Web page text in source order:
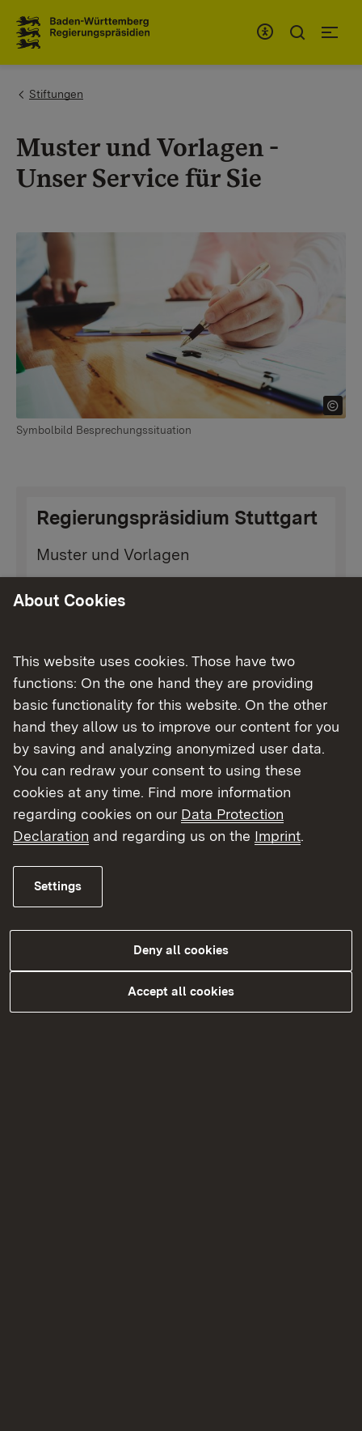
You are here:
Stiftungen
Muster und Vorlagen -
Unser Service für Sie
Symbolbild Besprechungssituation
Regierungspräsidium Stuttgart
Muster und Vorlagen
Regierungspräsidium Karlsruhe
Muster und Vorlagen
Regierungspräsidium Freiburg
Regierungspräsidium Tübingen
Muster und Vorlagen
About Cookies
This website uses cookies. Those have two
functions: On the one hand they are providing
basic functionality for this website. On the other
hand they allow us to improve our content for you
by saving and analyzing anonymized user data.
You can redraw your consent to using these
cookies at any time. Find more information
regarding cookies on our Data Protection
Declaration and regarding us on the Imprint.
Settings
Deny all cookies
Accept all cookies